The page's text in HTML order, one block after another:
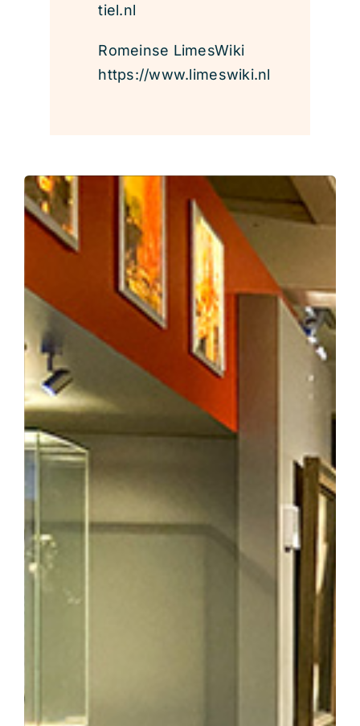
tiel.nl
Romeinse LimesWiki
https://www.limeswiki.nl